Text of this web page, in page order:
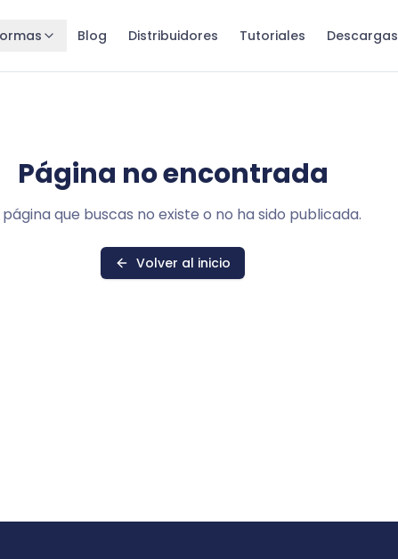
Blog Distribuidores Tutoriales Descargas
Página no encontrada
página que buscas no existe o no ha sido publicada.
Volver al inicio